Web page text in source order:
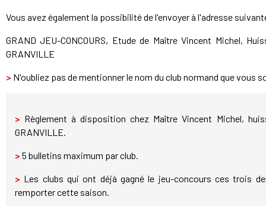
Vous avez également la possibilité de l'envoyer à l'adresse
GRAND JEU-CONCOURS, Etude de Maître Vincent Michel,
GRANVILLE
> N'oubliez pas de mentionner le nom du club normand que vous
> Règlement à disposition chez Maître Vincent Michel,
GRANVILLE.
> 5 bulletins maximum par club.
> Les clubs qui ont déjà gagné le jeu-concours ces trois
remporter cette saison.